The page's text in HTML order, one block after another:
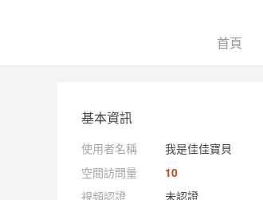
首頁
基本資訊
使用者名稱 我是佳佳寶貝
空間訪問量
10
視頻認證
未認證